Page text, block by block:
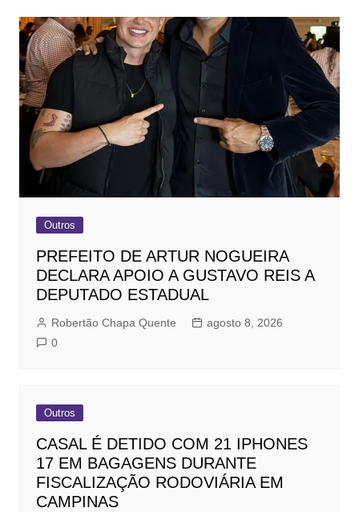
Outros
PREFEITO DE ARTUR NOGUEIRA
DECLARA APOIO A GUSTAVO REIS A
DEPUTADO ESTADUAL
Robertão Chapa Quente
agosto 8, 2026
0
Outros
CASAL É DETIDO COM 21 IPHONES
17 EM BAGAGENS DURANTE
FISCALIZAÇÃO RODOVIÁRIA EM
CAMPINAS